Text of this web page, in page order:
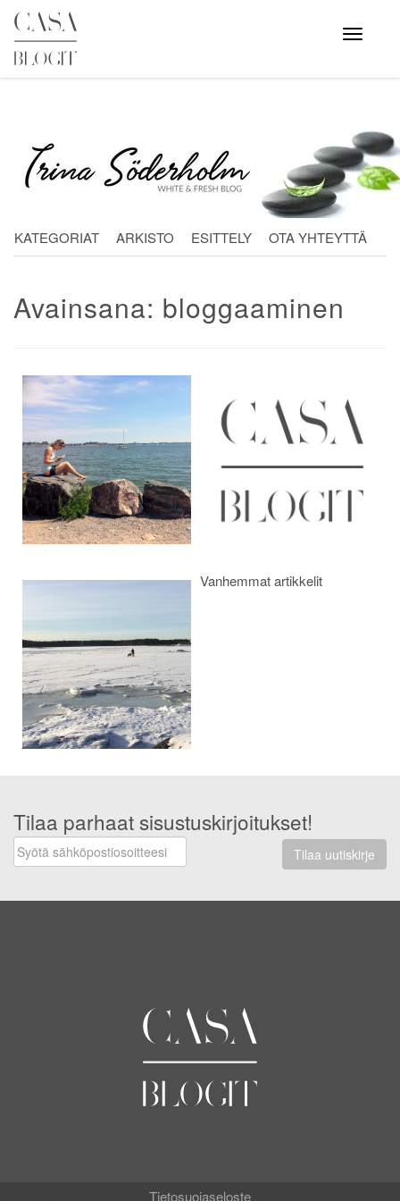
Skip
content
Avaa
valikko
KATEGORIAT ARKISTO ESITTELY OTA YHTEYTTÄ
Avainsana: bloggaaminen
Artikkelien
selaus
Vanhemmat artikkelit
Tilaa parhaat sisustuskirjoitukset!
Tilaa uutiskirje
Tietosuojaseloste